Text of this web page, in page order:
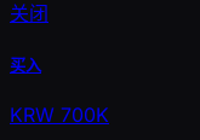
关闭
买入
KRW 700K